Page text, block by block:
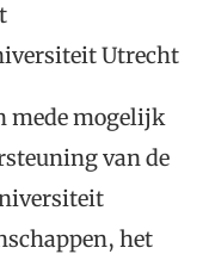
Utrecht
mede mogelijk
van de
het